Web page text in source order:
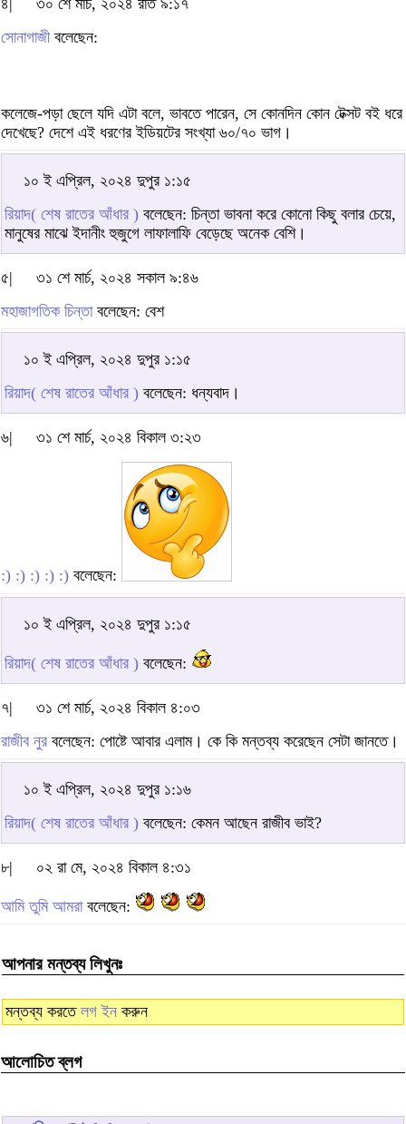
৪|
৩০ শে মার্চ, ২০২৪ রাত ৯:১৭
সোনাগাজীবলেছেন:
কলেজে-পড়া ছেলে যদি এটা বলে, ভাবতে পারেন, সে কোনদিন কোন টেক্সট বই ধরে
দেখেছে? দেশে এই ধরণের ইডিয়টের সংখ্যা ৬০/৭০ ভাগ।
১০ ই এপ্রিল, ২০২৪ দুপুর ১:১৫
রিয়াদ( শেষ রাতের আঁধার ) বলেছেন: চিন্তা ভাবনা করে কোনো কিছু বলার চেয়ে,
মানুষের মাঝে ইদানীং হুজুগে লাফালাফি বেড়েছে অনেক বেশি।
৫|
৩১ শে মার্চ, ২০২৪ সকাল ৯:৪৬
মহাজাগতিক চিন্তাবলেছেন: বেশ
১০ ই এপ্রিল, ২০২৪ দুপুর ১:১৫
রিয়াদ( শেষ রাতের আঁধার ) বলেছেন: ধন্যবাদ।
৬| ৩১ শে মার্চ, ২০২৪ বিকাল ৩:২৩
:) :) :) :) :) বলেছেন:
১০ ই এপ্রিল, ২০২৪ দুপুর ১:১৫
রিয়াদ( শেষ রাতের আঁধার ) বলেছেন:
৭|
৩১ শে মার্চ, ২০২৪ বিকাল ৪:০৩
রাজীব নুর বলেছেন: পোষ্টে আবার এলাম। কে কি মন্তব্য করেছেন সেটা জানতে।
১০ ই এপ্রিল, ২০২৪ দুপুর ১:১৬
রিয়াদ( শেষ রাতের আঁধার ) বলেছেন: কেমন আছেন রাজীব ভাই?
৮| ০২ রা মে, ২০২৪ বিকাল ৪:৩১
আমি তুমি আমরাবলেছেন:
আপনার মন্তব্য লিখুনঃ
মন্তব্য করতে লগ ইন করুন
আলোচিত ব্লগ